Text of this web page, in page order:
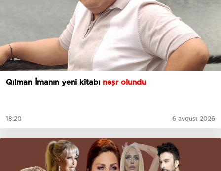
Qılman İmanın yeni kitabı nəşr olundu
18:20 6 avqust 2026